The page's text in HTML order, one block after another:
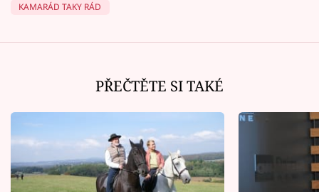
KAMARÁD TAKY RÁD
PŘEČTĚTE SI TAKÉ